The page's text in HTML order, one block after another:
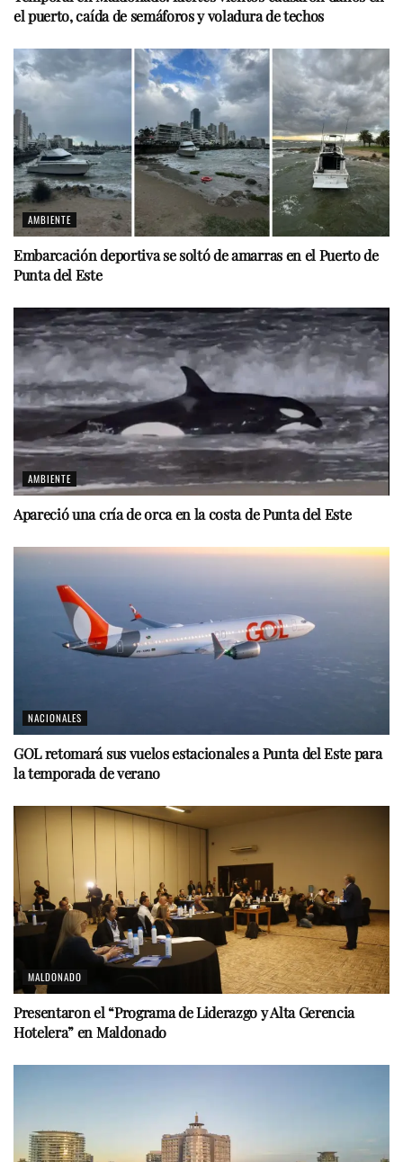
el puerto, caída de semáforos y voladura de techos
AMBIENTE
Embarcación deportiva se soltó de amarras en el Puerto de
Punta del Este
AMBIENTE
Apareció una cría de orca en la costa de Punta del Este
NACIONALES
GOL retomará sus vuelos estacionales a Punta del Este para
la temporada de verano
MALDONADO
Presentaron el “Programa de Liderazgo y Alta Gerencia
Hotelera” en Maldonado